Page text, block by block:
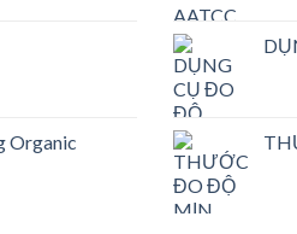
Organic